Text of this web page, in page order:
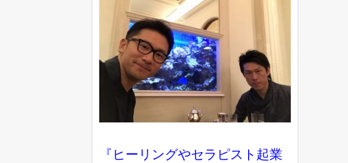
『ヒーリングやセラピスト起業